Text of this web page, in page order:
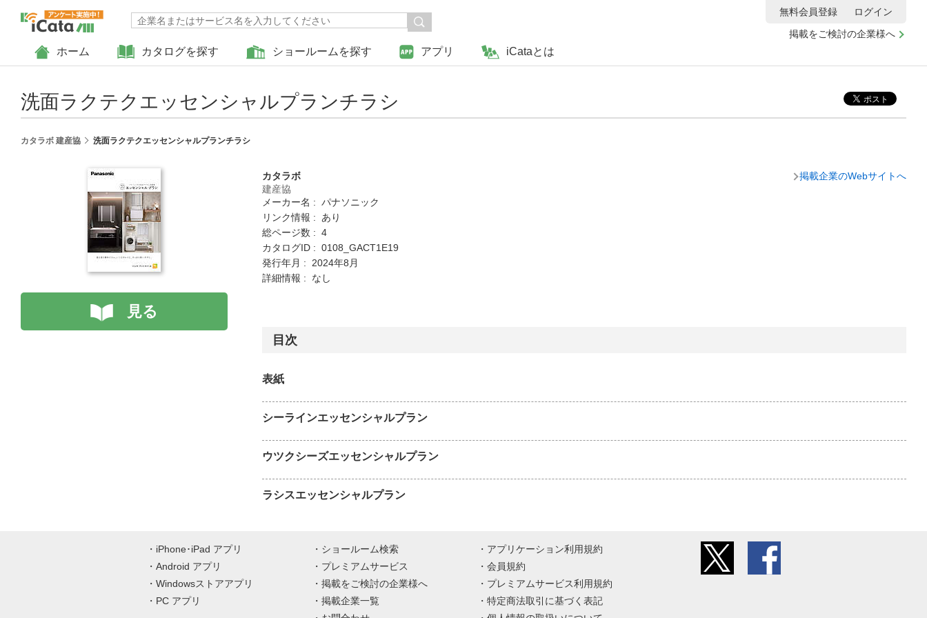
ホーム カタログを探す ショールームを探す アプリ iCataとは
掲載をご検討の企業様へ
無料会員登録 ログイン
洗面ラクテクエッセンシャルプランチラシ
カタラボ 建産協 洗面ラクテクエッセンシャルプランチラシ
見る
カタラボ
建産協
メーカー名 : パナソニック
リンク情報 : あり
総ページ数 : 4
カタログID : 0108_GACT1E19
発行年月 : 2024年8月
詳細情報 : なし
掲載企業のWebサイトへ
目次
表紙
シーラインエッセンシャルプラン
ウツクシーズエッセンシャルプラン
ラシスエッセンシャルプラン
iPhone･iPad アプリ
Android アプリ
Windowsストアアプリ
PC アプリ
ショールーム検索
プレミアムサービス
掲載をご検討の企業様へ
掲載企業一覧
アプリケーション利用規約
会員規約
プレミアムサービス利用規約
特定商法取引に基づく表記